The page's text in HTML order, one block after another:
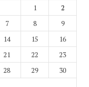
1
2
7 8
9
14 15
16
21 22
23
28 29
30